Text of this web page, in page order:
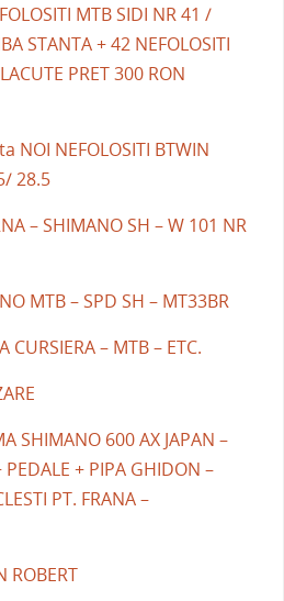
MTB SIDI NR 41 /
STANTA + 42 NEFOLOSITI
PRET 300 RON
NOI NEFOLOSITI BTWIN
28.5
– SHIMANO SH – W 101 NR
MTB – SPD SH – MT33BR
CURSIERA – MTB – ETC.
SHIMANO 600 AX JAPAN –
PEDALE + PIPA GHIDON –
PT. FRANA –
ROBERT